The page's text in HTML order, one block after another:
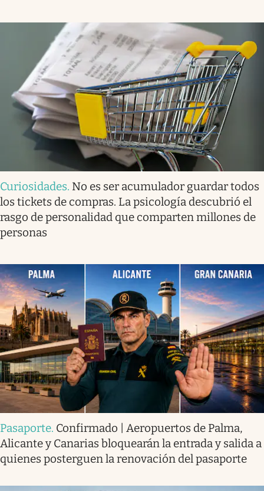
Curiosidades. No es ser acumulador guardar todos
los tickets de compras. La psicología descubrió el
rasgo de personalidad que comparten millones de
personas
Pasaporte. Confirmado | Aeropuertos de Palma,
Alicante y Canarias bloquearán la entrada y salida a
quienes posterguen la renovación del pasaporte